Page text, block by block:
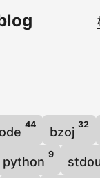
44
bzoj
32
python
9